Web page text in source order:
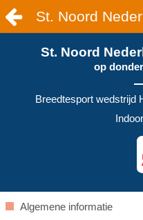
St. Noord
op
Breedtesport wedstrijd
Algemene informatie